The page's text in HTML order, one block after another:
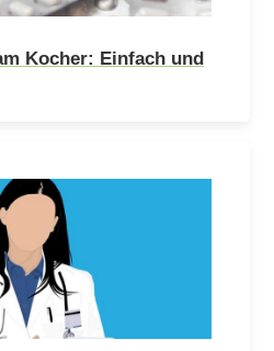
Kocher: Einfach und